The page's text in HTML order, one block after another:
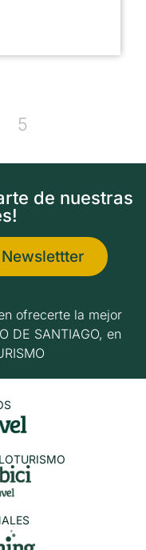
5
de nuestras
ofrecerte la mejor
DE SANTIAGO, en